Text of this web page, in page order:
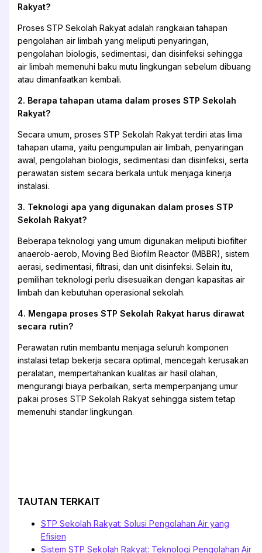
Rakyat?
Proses STP Sekolah Rakyat adalah rangkaian tahapan
pengolahan air limbah yang meliputi penyaringan,
pengolahan biologis, sedimentasi, dan disinfeksi sehingga
air limbah memenuhi baku mutu lingkungan sebelum dibuang
atau dimanfaatkan kembali.
2. Berapa tahapan utama dalam proses STP Sekolah
Rakyat?
Secara umum, proses STP Sekolah Rakyat terdiri atas lima
tahapan utama, yaitu pengumpulan air limbah, penyaringan
awal, pengolahan biologis, sedimentasi dan disinfeksi, serta
perawatan sistem secara berkala untuk menjaga kinerja
instalasi.
3. Teknologi apa yang digunakan dalam proses STP
Sekolah Rakyat?
Beberapa teknologi yang umum digunakan meliputi biofilter
anaerob-aerob, Moving Bed Biofilm Reactor (MBBR), sistem
aerasi, sedimentasi, filtrasi, dan unit disinfeksi. Selain itu,
pemilihan teknologi perlu disesuaikan dengan kapasitas air
limbah dan kebutuhan operasional sekolah.
4. Mengapa proses STP Sekolah Rakyat harus dirawat
secara rutin?
Perawatan rutin membantu menjaga seluruh komponen
instalasi tetap bekerja secara optimal, mencegah kerusakan
peralatan, mempertahankan kualitas air hasil olahan,
mengurangi biaya perbaikan, serta memperpanjang umur
pakai proses STP Sekolah Rakyat sehingga sistem tetap
memenuhi standar lingkungan.
TAUTAN TERKAIT
STP Sekolah Rakyat: Solusi Pengolahan Air yang
Efisien
Sistem STP Sekolah Rakyat: Teknologi Pengolahan Air